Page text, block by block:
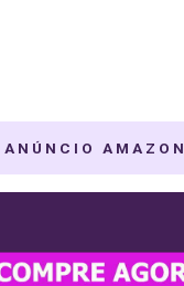
ANÚNCIO AMAZON